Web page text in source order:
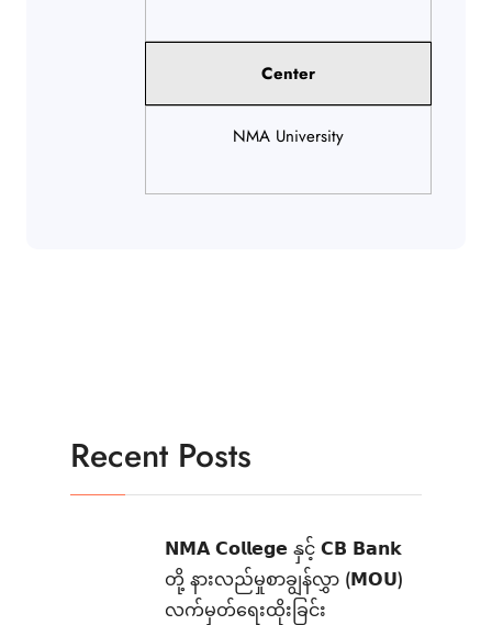
Center
NMA University
Recent Posts
𝗡𝗠𝗔 𝗖𝗼𝗹𝗹𝗲𝗴𝗲 နှင့် 𝗖𝗕 𝗕𝗮𝗻𝗸
တို့ နားလည်မှုစာချွန်လွှာ (𝗠𝗢𝗨)
လက်မှတ်ရေးထိုးခြင်း